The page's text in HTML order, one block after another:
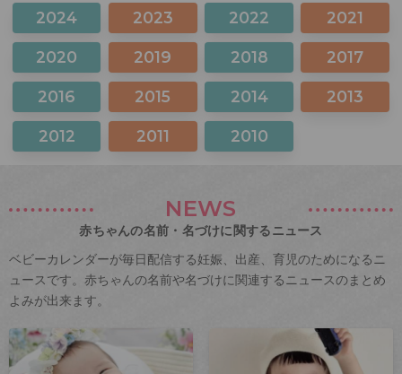
2024 2023 2022 2021
2020 2019 2018 2017
2016 2015 2014 2013
2012 2011 2010
NEWS
赤ちゃんの名前・名づけに関するニュース
ベビーカレンダーが毎日配信する妊娠、出産、育児のためになるニ
ュースです。赤ちゃんの名前や名づけに関連するニュースのまとめ
よみが出来ます。